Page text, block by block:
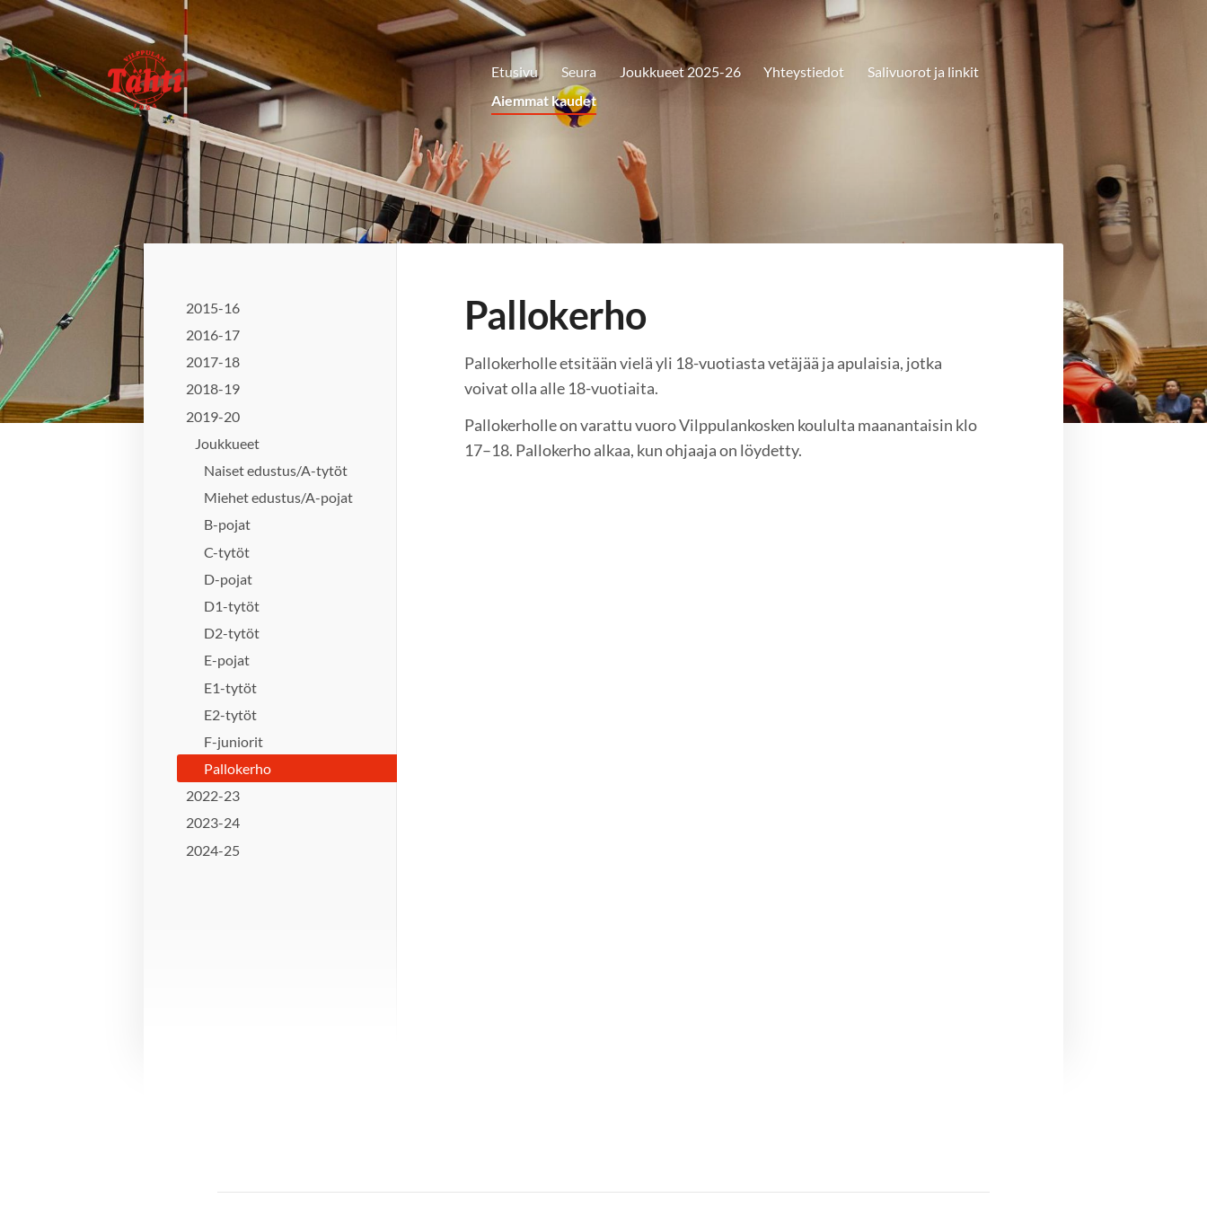
Siirry
sivun
sisältöön
Vilppulan Tähti ry
Etusivu Seura Joukkueet 2025-26 Yhteystiedot
Salivuorot ja linkit
Aiemmat kaudet
2015-16
2016-17
2017-18
2018-19
2019-20
Joukkueet
Naiset edustus/A-tytöt
Miehet edustus/A-pojat
B-pojat
C-tytöt
D-pojat
D1-tytöt
D2-tytöt
E-pojat
E1-tytöt
E2-tytöt
F-juniorit
Pallokerho
2022-23
2023-24
2024-25
Pallokerho
Pallokerholle etsitään vielä yli 18-vuotiasta vetäjää ja apulaisia, jotka
voivat olla alle 18-vuotiaita.
Pallokerholle on varattu vuoro Vilppulankosken koululta maanantaisin klo
17–18. Pallokerho alkaa, kun ohjaaja on löydetty.